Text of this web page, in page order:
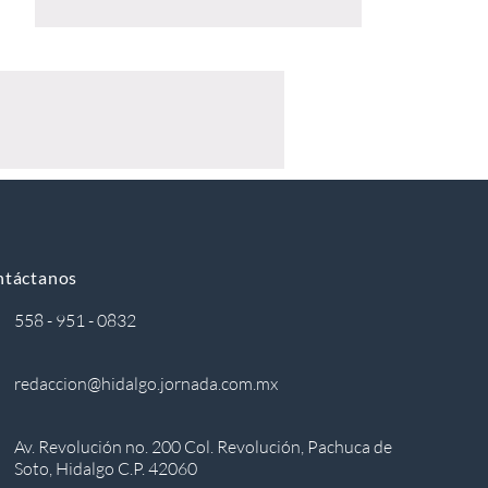
558 - 951 - 0832
redaccion@hidalgo.jornada.com.mx
Av. Revolución no. 200 Col. Revolución, Pachuca de
Soto, Hidalgo C.P. 42060